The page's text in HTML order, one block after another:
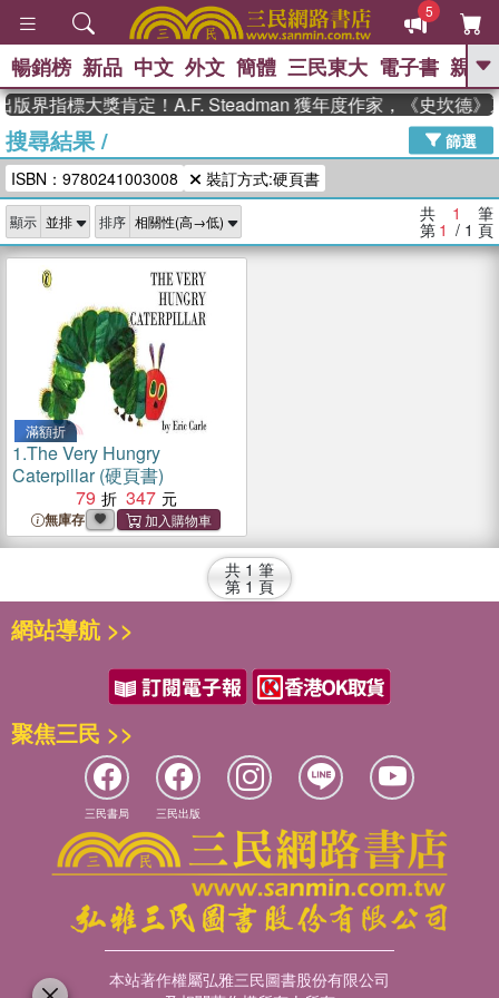
5
GO
The Odyssey 、
父親節 、 如果歷史是一群喵 、 暑期
推薦 、 國際布克獎 臺灣漫遊錄
念華 、 台灣的李登輝時代 、 數學女
孩：黎曼猜想
偉大的迷走神經
暢銷榜 新品 中文 外文 簡體 三民東大 電子書 親子
版界指標大獎肯定！A.F. Steadman 獲年度作家，《史坎德》
搜尋結果/
篩選
ISBN：9780241003008
裝訂方式:硬頁書
顯示 排序 共 1 筆
第 1 / 1 頁
滿額折
1.The Very Hungry
Caterpillar (硬頁書)
79
347
無庫存
共 1 筆
第 1 頁
網站導航 >>
聚焦三民 >>
三民書局 三民出版
本站著作權屬弘雅三民圖書股份有限公司